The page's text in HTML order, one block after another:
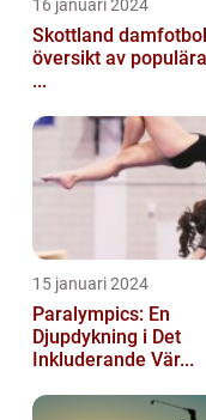
16 januari 2024
Skottland
översikt av
...
15 januari 2024
Paralympics: En
Djupdykning i Det
Inkluderande Vär...